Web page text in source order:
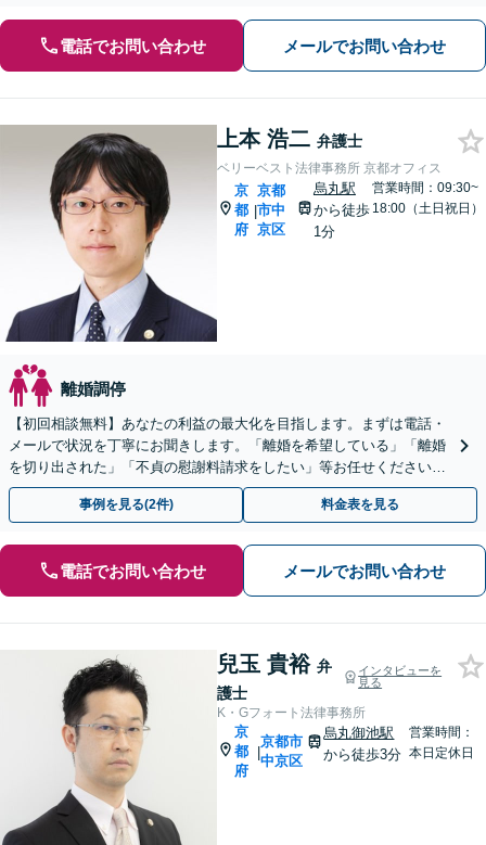
電話でお問い合わせ メールでお問い合わせ
上本 浩二 弁護士
ベリーベスト法律事務所 京都オフィス
京
都
府
|
京都
市中
京区
烏丸駅
から徒歩
1分
営業時間：09:30~
18:00（土日祝日）
離婚調停
【初回相談無料】あなたの利益の最大化を目指します。まずは電話・
メールで状況を丁寧にお聞きします。「離婚を希望している」「離婚
を切り出された」「不貞の慰謝料請求をしたい」等お任せください。
【リーズナブルな料金設定】
事例を見る(2件) 料金表を見る
電話でお問い合わせ メールでお問い合わせ
兒玉 貴裕 弁
護士
インタビューを
見る
K・Gフォート法律事務所
京
都
府
|
京都市
中京区
烏丸御池駅
から徒歩3分
営業時間：
本日定休日